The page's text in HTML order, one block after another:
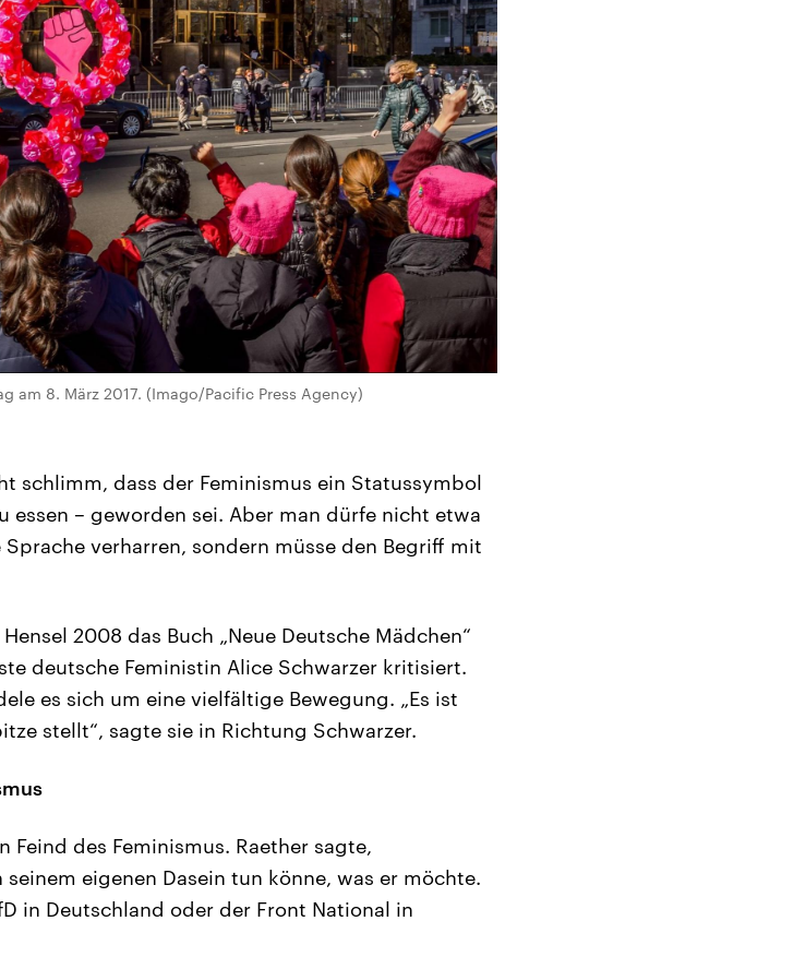
am 8. März 2017. (Imago/Pacific Press Agency)
schlimm, dass der Feminismus ein Statussymbol
essen – geworden sei. Aber man dürfe nicht etwa
verharren, sondern müsse den Begriff mit
2008 das Buch „Neue Deutsche Mädchen“
deutsche Feministin Alice Schwarzer kritisiert.
es sich um eine vielfältige Bewegung. „Es ist
stellt“, sagte sie in Richtung Schwarzer.
Feind des Feminismus. Raether sagte,
eigenen Dasein tun könne, was er möchte.
in Deutschland oder der Front National in